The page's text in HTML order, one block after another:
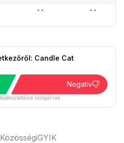
-- --
Candle Cat
Negatív
szolgálnak.
KözösségiGYIK